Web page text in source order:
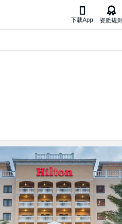

下载App

资质规则